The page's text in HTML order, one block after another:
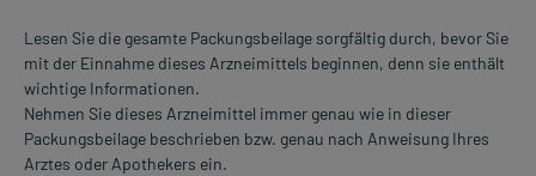
Lesen Sie die gesamte Packungsbeilage sorgfältig durch, bevor Sie
mit der Einnahme dieses Arzneimittels beginnen, denn sie enthält
wichtige Informationen.
Nehmen Sie dieses Arzneimittel immer genau wie in dieser
Packungsbeilage beschrieben bzw. genau nach Anweisung Ihres
Arztes oder Apothekers ein.